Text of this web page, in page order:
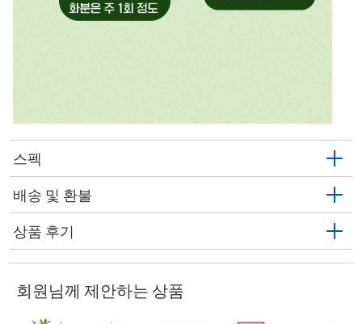
스펙
배송 및 환불
상품 후기
회원님께 제안하는 상품